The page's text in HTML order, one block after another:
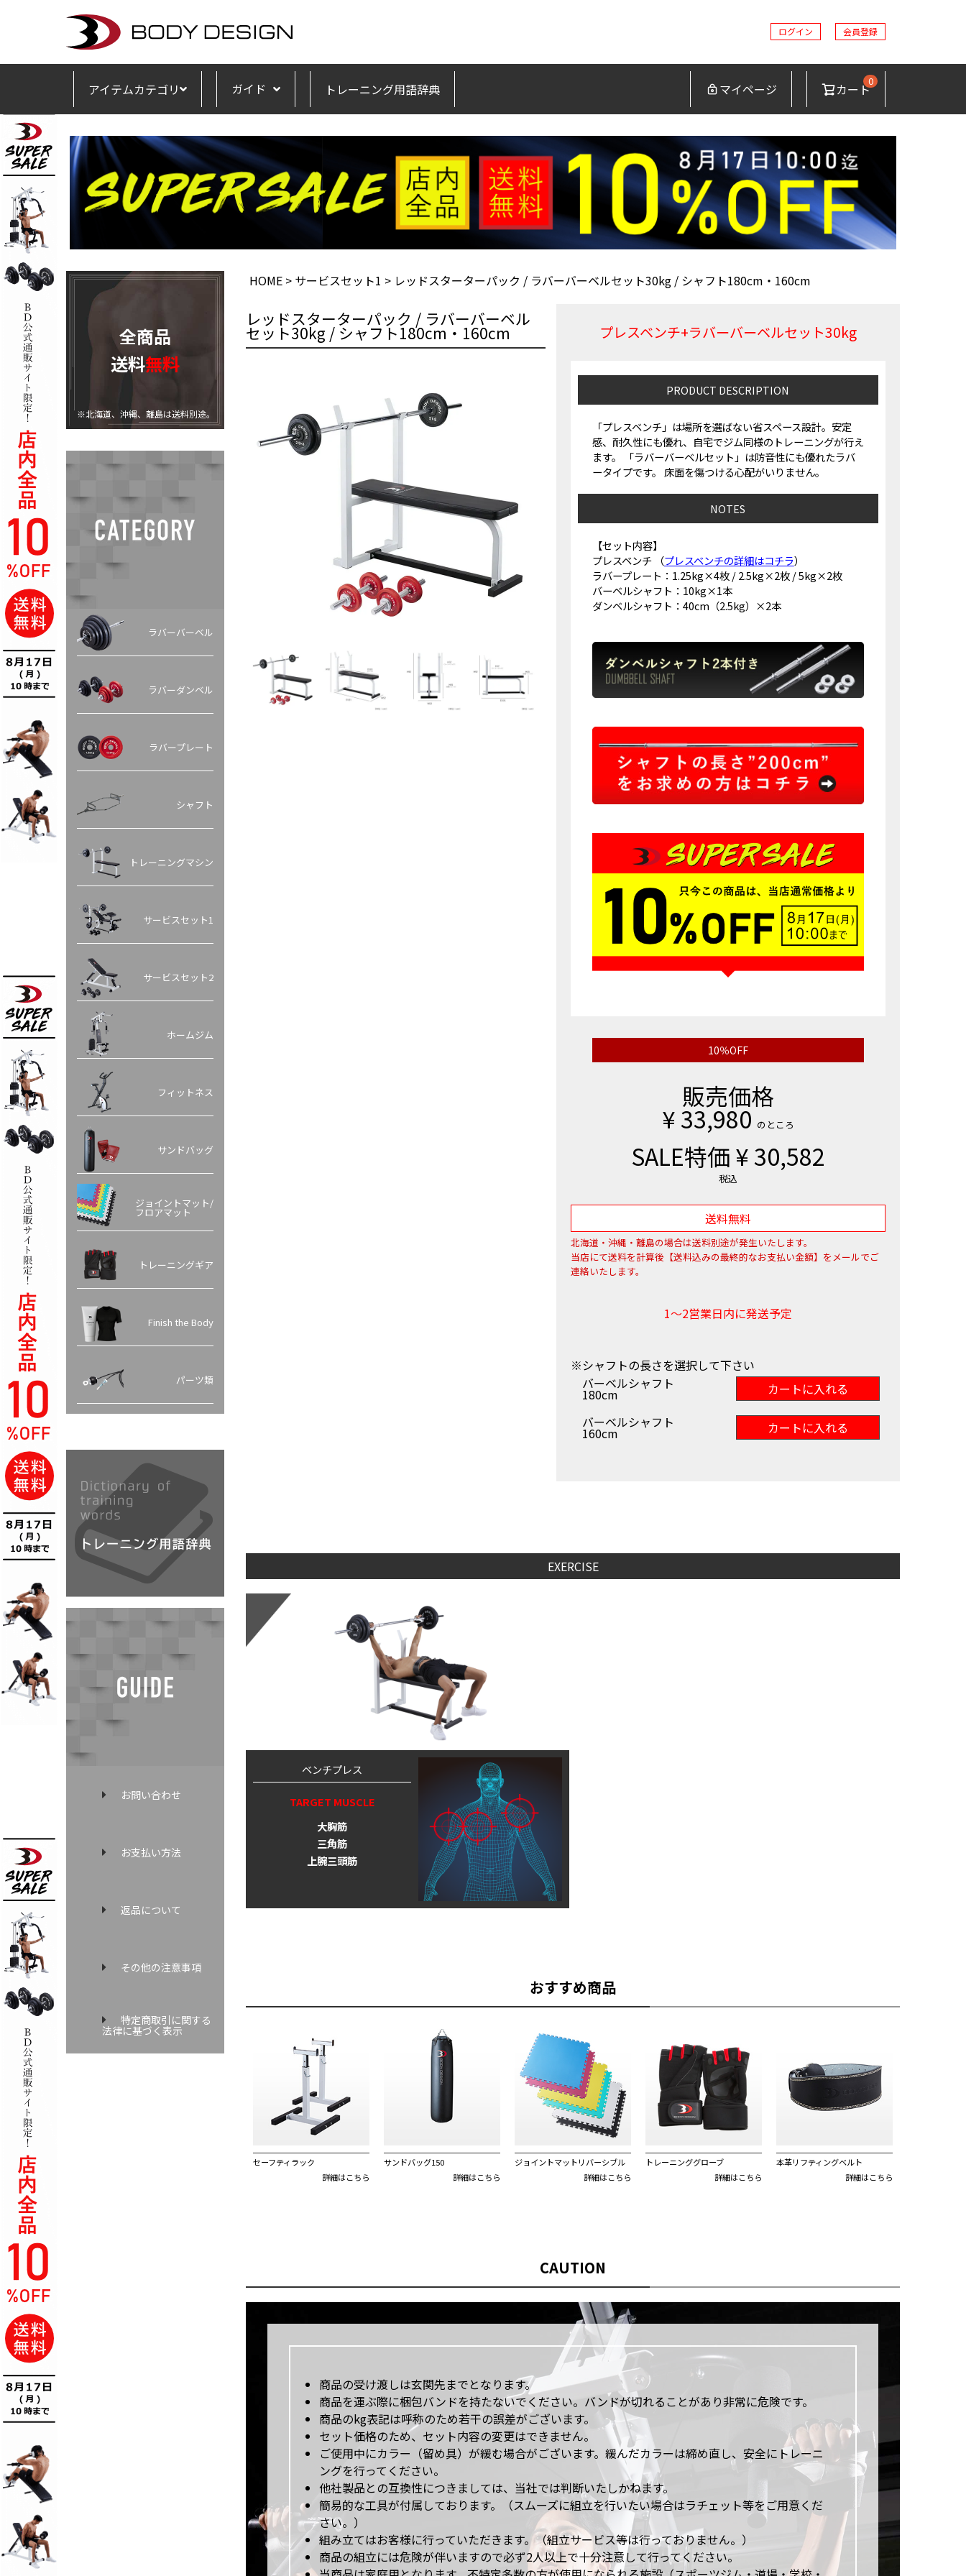
ログイン 会員登録
アイテムカテゴリ ガイド トレーニング用語辞典 マイページ カート0
全商品
送料無料
※北海道、沖縄、離島は送料別途。
ラバーバーベル
ラバーダンベル
ラバープレート
シャフト
トレーニングマシン
サービスセット1
サービスセット2
ホームジム
フィットネス
サンドバッグ
ジョイントマット/
フロアマット
トレーニングギア
Finish the Body
パーツ類
お問い合わせ
お支払い方法
返品について
その他の注意事項
特定商取引に関する
法律に基づく表示
HOME サービスセット1 レッドスターターパック / ラバーバーベルセット30kg / シャフト180cm・160cm
レッドスターターパック / ラバーバーベル
セット30kg / シャフト180cm・160cm プレスベンチ+ラバーバーベルセット30kg
PRODUCT DESCRIPTION
「プレスベンチ」は場所を選ばない省スペース設計。安定
感、耐久性にも優れ、自宅でジム同様のトレーニングが行え
ます。 「ラバーバーベルセット」は防音性にも優れたラバ
ータイプです。 床面を傷つける心配がいりません。
NOTES
【セット内容】
プレスベンチ （プレスベンチの詳細はコチラ）
ラバープレート：1.25kg×4枚 / 2.5kg×2枚 / 5kg×2枚
バーベルシャフト：10kg×1本
ダンベルシャフト：40cm（2.5kg）×2本
10％OFF
販売価格
¥33,980 のところ
SALE特価¥30,582
税込
送料無料
北海道・沖縄・離島の場合は送料別途が発生いたします。
当店にて送料を計算後【送料込みの最終的なお支払い金額】をメールでご
連絡いたします。
1～2営業日内に発送予定
※シャフトの長さを選択して下さい
バーベルシャフト
180cm
カートに入れる
バーベルシャフト
160cm カートに入れる
EXERCISE
ベンチプレス
TARGET MUSCLE
大胸筋
三角筋
上腕三頭筋
おすすめ商品
セーフティラック
詳細はこちら
サンドバッグ150
詳細はこちら
ジョイントマットリバーシブル
詳細はこちら
トレーニンググローブ
詳細はこちら
本革リフティングベルト
詳細はこちら
CAUTION
商品の受け渡しは玄関先までとなります。
商品を運ぶ際に梱包バンドを持たないでください。バンドが切れることがあり非常に危険です。
商品のkg表記は呼称のため若干の誤差がございます。
セット価格のため、セット内容の変更はできません。
ご使用中にカラー（留め具）が緩む場合がございます。緩んだカラーは締め直し、安全にトレーニ
ングを行ってください。
他社製品との互換性につきましては、当社では判断いたしかねます。
簡易的な工具が付属しております。（スムーズに組立を行いたい場合はラチェット等をご用意くだ
さい。）
組み立てはお客様に行っていただきます。（組立サービス等は行っておりません。）
商品の組立には危険が伴いますので必ず2人以上で十分注意して行ってください。